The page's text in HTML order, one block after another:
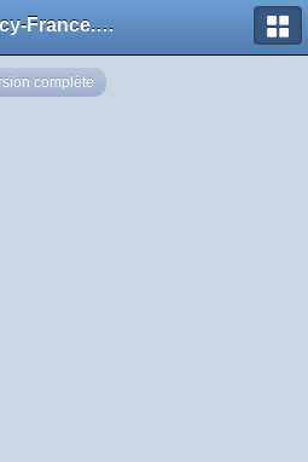
Legacy-France.org - Forum
complète